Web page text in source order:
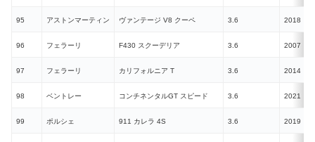
95 アストンマーティン ヴァンテージ V8 クーペ 3.6 2018
96 フェラーリ F430 スクーデリア 3.6 2007
97 フェラーリ カリフォルニア T 3.6 2014
98 ベントレー コンチネンタルGT スピード 3.6 2021
99 ポルシェ 911 カレラ 4S 3.6 2019